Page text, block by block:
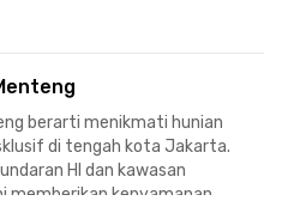
berarti menikmati hunian
di tengah kota Jakarta.
HI dan kawasan
memberikan kenyamanan